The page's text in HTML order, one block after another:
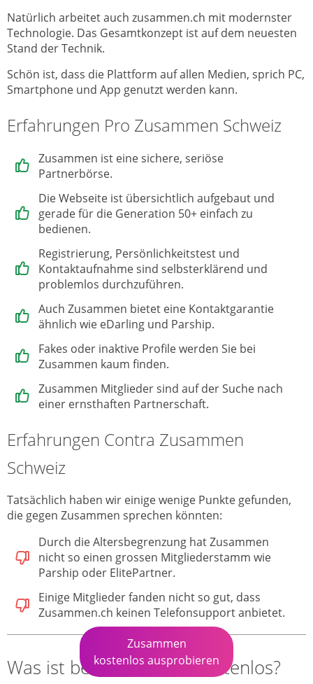
Natürlich arbeitet auch zusammen.ch mit modernster
Technologie. Das Gesamtkonzept ist auf dem neuesten
Stand der Technik.
Schön ist, dass die Plattform auf allen Medien, sprich PC,
Smartphone und App genutzt werden kann.
Erfahrungen Pro Zusammen Schweiz
Zusammen ist eine sichere, seriöse
Partnerbörse.
Die Webseite ist übersichtlich aufgebaut und
gerade für die Generation 50+ einfach zu
bedienen.
Registrierung, Persönlichkeitstest und
Kontaktaufnahme sind selbsterklärend und
problemlos durchzuführen.
Auch Zusammen bietet eine Kontaktgarantie
ähnlich wie eDarling und Parship.
Fakes oder inaktive Profile werden Sie bei
Zusammen kaum finden.
Zusammen Mitglieder sind auf der Suche nach
einer ernsthaften Partnerschaft.
Erfahrungen Contra Zusammen
Schweiz
Tatsächlich haben wir einige wenige Punkte gefunden,
die gegen Zusammen sprechen könnten:
Durch die Altersbegrenzung hat Zusammen
nicht so einen grossen Mitgliederstamm wie
Parship oder ElitePartner.
Einige Mitglieder fanden nicht so gut, dass
Zusammen.ch keinen Telefonsupport anbietet.
Was ist bei Zusammen kostenlos?
Zusammen
kostenlos ausprobieren